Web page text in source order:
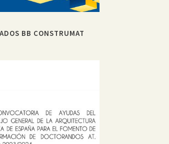
BB CONSTRUMAT